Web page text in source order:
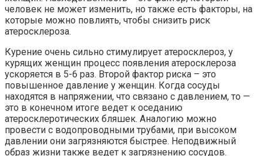
человек не может изменить, но также есть факторы, на
которые можно повлиять, чтобы снизить риск
атеросклероза.
Курение очень сильно стимулирует атеросклероз, у
курящих женщин процесс появления атеросклероза
ускоряется в 5-6 раз. Второй фактор риска – это
повышенное давление у женщин. Когда сосуды
находятся в напряжении, что связано с давлением, то —
это в конечном итоге ведет к оседанию
атеросклеротических бляшек. Аналогию можно
провести с водопроводными трубами, при высоком
давлении они загрязняются быстрее. Неподвижный
образ жизни также ведет к загрязнению сосудов.